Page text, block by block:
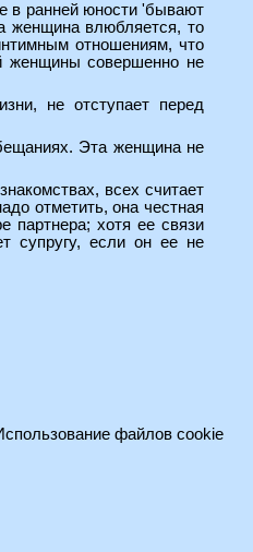
в ранней юности 'бывают
женщина влюбляется, то
отношениям, что
женщины совершенно не
не отступает перед
Эта женщина не
всех считает
отметить, она честная
партнера; хотя ее связи
супругу, если он ее не
файлов cookie